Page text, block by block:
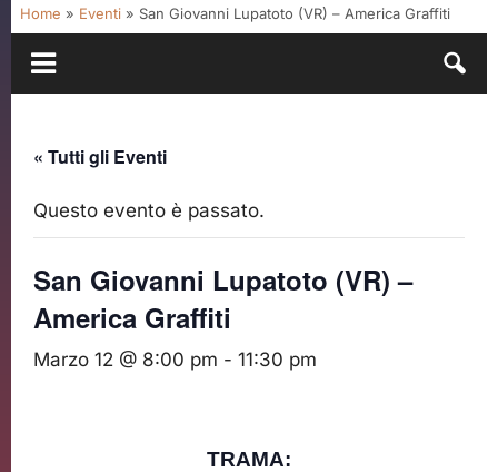
Home » Eventi » San Giovanni Lupatoto (VR) – America Graffiti
« Tutti gli Eventi
Questo evento è passato.
San Giovanni Lupatoto (VR) –
America Graffiti
Marzo 12 @ 8:00 pm - 11:30 pm
TRAMA: